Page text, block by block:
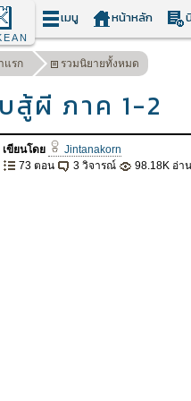
เมนู หน้าหลัก
แรก รวมนิยายทั้งหมด
สู้ผี ภาค 1-2
เขียนโดย Jintanakorn
73 ตอน
3 วิจารณ์ 98.18K อ่าน